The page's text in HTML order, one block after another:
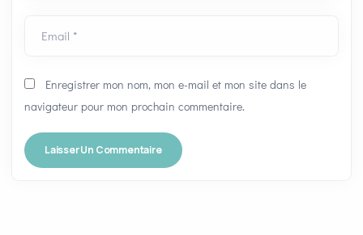
Email *
Enregistrer mon nom, mon e-mail et mon site dans le
navigateur pour mon prochain commentaire.